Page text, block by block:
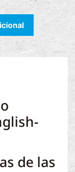
de las